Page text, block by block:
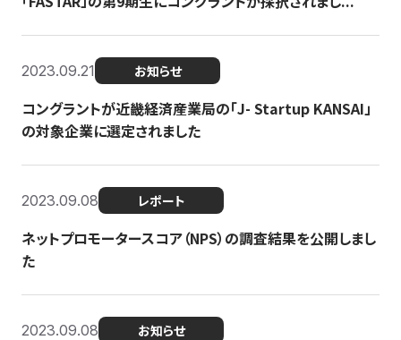
2023.09.21 お知らせ
コングラントが近畿経済産業局の「J- Startup KANSAI」
の対象企業に選定されました
2023.09.08 レポート
ネットプロモータースコア（NPS）の調査結果を公開しまし
た
2023.09.08 お知らせ